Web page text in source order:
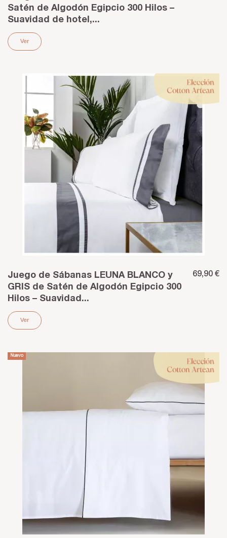
Satén de Algodón Egipcio 300 Hilos –
Suavidad de hotel,...
Ver
Juego de Sábanas LEUNA BLANCO y
GRIS de Satén de Algodón Egipcio 300
Hilos – Suavidad...
69,90 €
Ver
Nuevo